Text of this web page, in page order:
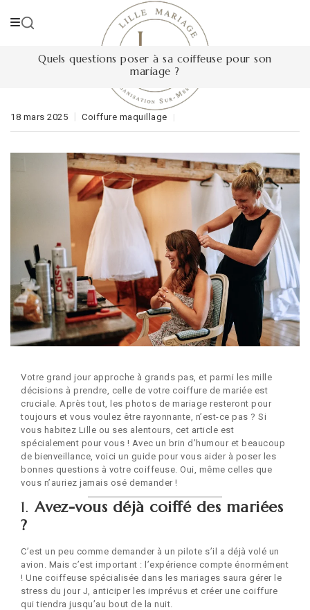
Quels questions poser à sa coiffeuse pour son
mariage ?
18 mars 2025 Coiffure maquillage
Votre grand jour approche à grands pas, et parmi les mille
décisions à prendre, celle de votre coiffure de mariée est
cruciale. Après tout, les photos de mariage resteront pour
toujours et vous voulez être rayonnante, n’est-ce pas ? Si
vous habitez Lille ou ses alentours, cet article est
spécialement pour vous ! Avec un brin d’humour et beaucoup
de bienveillance, voici un guide pour vous aider à poser les
bonnes questions à votre coiffeuse. Oui, même celles que
vous n’auriez jamais osé demander !
1. Avez-vous déjà coiffé des mariées
?
C’est un peu comme demander à un pilote s’il a déjà volé un
avion. Mais c’est important : l’expérience compte énormément
! Une coiffeuse spécialisée dans les mariages saura gérer le
stress du jour J, anticiper les imprévus et créer une coiffure
qui tiendra jusqu’au bout de la nuit.